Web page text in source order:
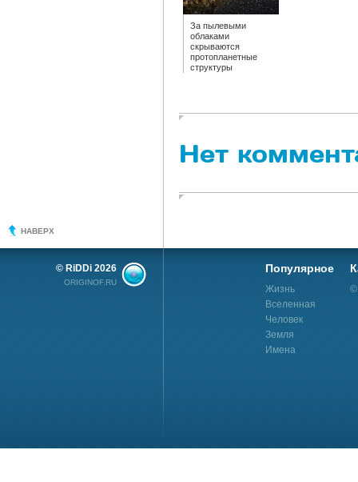
За пылевыми
облаками
скрываются
протопланетные
структуры
Нет
НАВЕРХ
© RiDDi 2026
ORIGINOF.RU
Популярное
Жизнь
Вселенная
Человек
Земля
Имена
©